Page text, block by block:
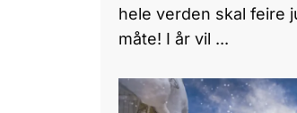
hele verden skal feire
måte! I år vil ...